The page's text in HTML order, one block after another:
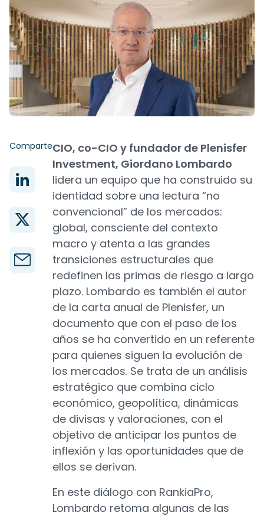
ComparteCIO, co-CIO y fundador de Plenisfer
Investment, Giordano Lombardo
lidera un equipo que ha construido su
identidad sobre una lectura “no
convencional” de los mercados:
global, consciente del contexto
macro y atenta a las grandes
transiciones estructurales que
redefinen las primas de riesgo a largo
plazo. Lombardo es también el autor
de la carta anual de Plenisfer, un
documento que con el paso de los
años se ha convertido en un referente
para quienes siguen la evolución de
los mercados. Se trata de un análisis
estratégico que combina ciclo
económico, geopolítica, dinámicas
de divisas y valoraciones, con el
objetivo de anticipar los puntos de
inflexión y las oportunidades que de
ellos se derivan.
En este diálogo con RankiaPro,
Lombardo retoma algunas de las